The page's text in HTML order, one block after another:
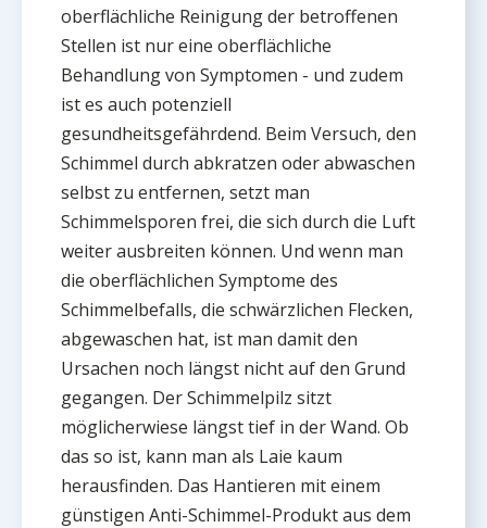
oberflächliche Reinigung der betroffenen
Stellen ist nur eine oberflächliche
Behandlung von Symptomen - und zudem
ist es auch potenziell
gesundheitsgefährdend. Beim Versuch, den
Schimmel durch abkratzen oder abwaschen
selbst zu entfernen, setzt man
Schimmelsporen frei, die sich durch die Luft
weiter ausbreiten können. Und wenn man
die oberflächlichen Symptome des
Schimmelbefalls, die schwärzlichen Flecken,
abgewaschen hat, ist man damit den
Ursachen noch längst nicht auf den Grund
gegangen. Der Schimmelpilz sitzt
möglicherwiese längst tief in der Wand. Ob
das so ist, kann man als Laie kaum
herausfinden. Das Hantieren mit einem
günstigen Anti-Schimmel-Produkt aus dem